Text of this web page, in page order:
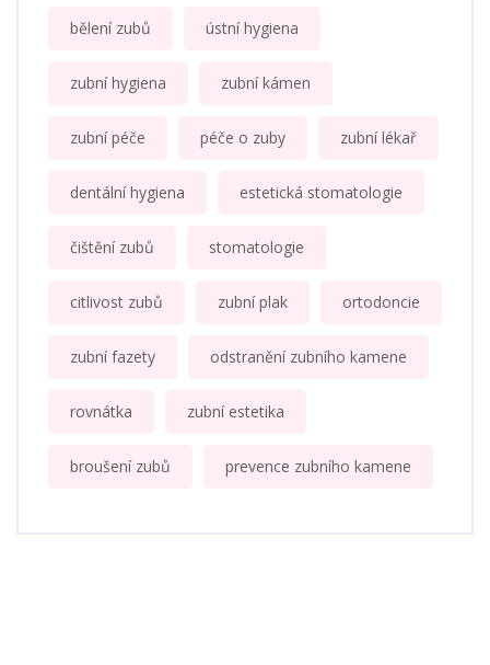
bělení zubů ústní hygiena
zubní hygiena zubní kámen
zubní péče péče o zuby zubní lékař
dentální hygiena estetická stomatologie
čištění zubů stomatologie
citlivost zubů zubní plak ortodoncie
zubní fazety odstranění zubního kamene
rovnátka zubní estetika
broušení zubů prevence zubního kamene